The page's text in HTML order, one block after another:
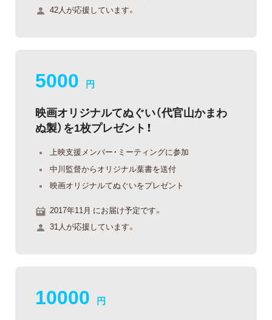
42人が応援しています。
5000 円
映画オリジナルてぬぐい（代官山かまわ
ぬ製）を1枚プレゼント！
上映支援メンバー・ミーティングに参加
中川監督からオリジナル葉書を送付
映画オリジナルてぬぐいをプレゼント
2017年11月 にお届け予定です。
31人が応援しています。
10000 円